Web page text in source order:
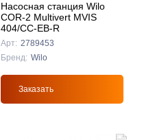
Насосная станция Wilo
COR-2 Multivert MVIS
404/CC-EB-R
Арт: 2789453
Бренд: Wilo
Заказать